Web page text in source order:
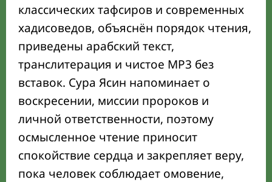
Легальные площадки без рекламы: где
слушать или скачать суру Ясин
Ключевые аяты суры Ясин, требующие
пояснения
Предостережения: шариат о суевериях и
приписываемых «чудесах»
классических тафсиров и современных
хадисоведов, объяснён порядок чтения,
приведены арабский текст,
транслитерация и чистое MP3 без
вставок. Сура Ясин напоминает о
воскресении, миссии пророков и
личной ответственности, поэтому
осмысленное чтение приносит
спокойствие сердца и закрепляет веру,
пока человек соблюдает омовение,